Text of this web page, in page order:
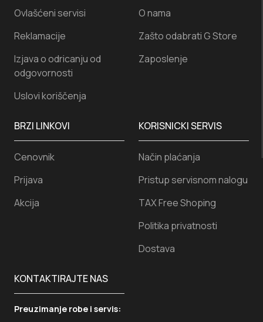
KORISNICKI SERVIS
Način plaćanja
Pristup servisnom nalogu
TAX Free Shoping
Politika privatnosti
Dostava
Ovlašćeni servisi
Reklamacije
Izjava o odricanju od
odgovornosti
Uslovi koriščenja
KONTAKTIRAJTE NAS
Preuzimanje robe i servis:
O nama
Zašto odabrati G Store
Zaposlenje
BRZI LINKOVI
Cenovnik
Prijava
Akcija